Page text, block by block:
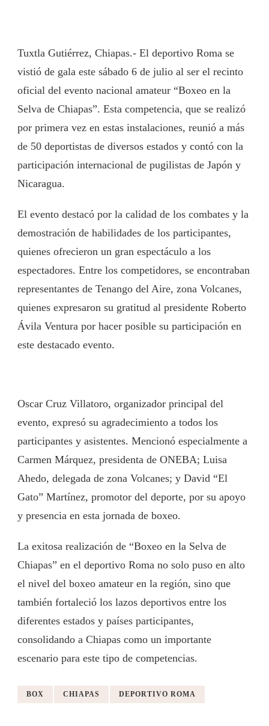
Tuxtla Gutiérrez, Chiapas.- El deportivo Roma se
vistió de gala este sábado 6 de julio al ser el recinto
oficial del evento nacional amateur “Boxeo en la
Selva de Chiapas”. Esta competencia, que se realizó
por primera vez en estas instalaciones, reunió a más
de 50 deportistas de diversos estados y contó con la
participación internacional de pugilistas de Japón y
Nicaragua.
El evento destacó por la calidad de los combates y la
demostración de habilidades de los participantes,
quienes ofrecieron un gran espectáculo a los
espectadores. Entre los competidores, se encontraban
representantes de Tenango del Aire, zona Volcanes,
quienes expresaron su gratitud al presidente Roberto
Ávila Ventura por hacer posible su participación en
este destacado evento.
Oscar Cruz Villatoro, organizador principal del
evento, expresó su agradecimiento a todos los
participantes y asistentes. Mencionó especialmente a
Carmen Márquez, presidenta de ONEBA; Luisa
Ahedo, delegada de zona Volcanes; y David “El
Gato” Martínez, promotor del deporte, por su apoyo
y presencia en esta jornada de boxeo.
La exitosa realización de “Boxeo en la Selva de
Chiapas” en el deportivo Roma no solo puso en alto
el nivel del boxeo amateur en la región, sino que
también fortaleció los lazos deportivos entre los
diferentes estados y países participantes,
consolidando a Chiapas como un importante
escenario para este tipo de competencias.
BOX CHIAPAS DEPORTIVO ROMA